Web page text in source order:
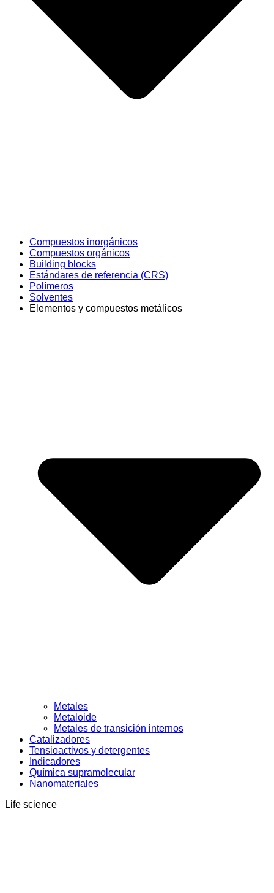
Compuestos inorgánicos
Compuestos orgánicos
Building blocks
Estándares de referencia (CRS)
Polímeros
Solventes
Elementos y compuestos metálicos
Metales
Metaloide
Metales de transición internos
Catalizadores
Tensioactivos y detergentes
Indicadores
Química supramolecular
Nanomateriales
Life science